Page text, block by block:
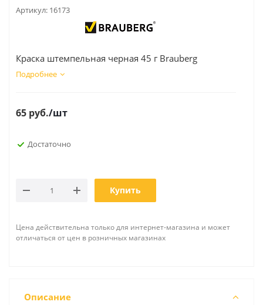
Артикул: 16173
Краска штемпельная черная 45 г Brauberg
Подробнее
65 руб./шт
Достаточно
Купить
Цена действительна только для интернет-магазина и может
отличаться от цен в розничных магазинах
Описание